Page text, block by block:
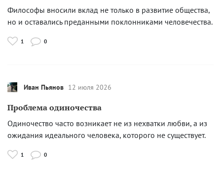
Философы вносили вклад не только в развитие общества,
но и оставались преданными поклонниками человечества.
1 0
Иван Пьянов 12 июля 2026
Проблема одиночества
Одиночество часто возникает не из нехватки любви, а из
ожидания идеального человека, которого не существует.
1 0